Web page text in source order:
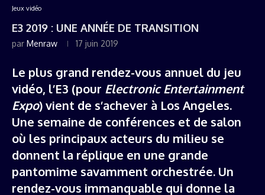
Jeux vidéo
E3 2019 : UNE ANNÉE DE TRANSITION
par Menraw 17 juin 2019
Le plus grand rendez-vous annuel du jeu
vidéo, l’E3 (pour Electronic Entertainment
Expo) vient de s’achever à Los Angeles.
Une semaine de conférences et de salon
où les principaux acteurs du milieu se
donnent la réplique en une grande
pantomime savamment orchestrée. Un
rendez-vous immanquable qui donne la